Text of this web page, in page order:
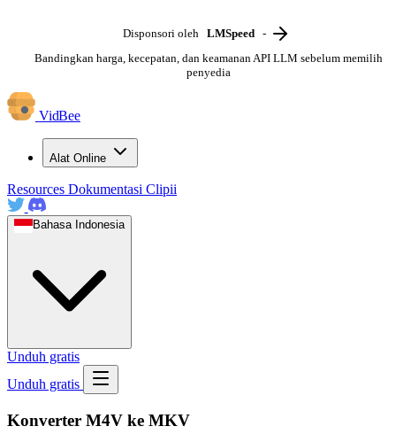
Disponsori oleh LMSpeed -
Bandingkan harga, kecepatan, dan keamanan API LLM sebelum memilih
penyedia
VidBee
Alat Online
Resources Dokumentasi Clipii
Bahasa Indonesia
Unduh gratis
Unduh gratis
Konverter M4V ke MKV